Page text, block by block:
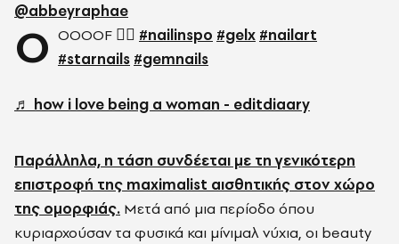
@abbeyraphae
O OOOOF 😮‍💨 #nailinspo #gelx #nailart
#starnails #gemnails
♬ how i love being a woman - editdiaary
Παράλληλα, η τάση συνδέεται με τη γενικότερη
επιστροφή της maximalist αισθητικής στον χώρο
της ομορφιάς. Μετά από μια περίοδο όπου
κυριαρχούσαν τα φυσικά και μίνιμαλ νύχια, οι beauty